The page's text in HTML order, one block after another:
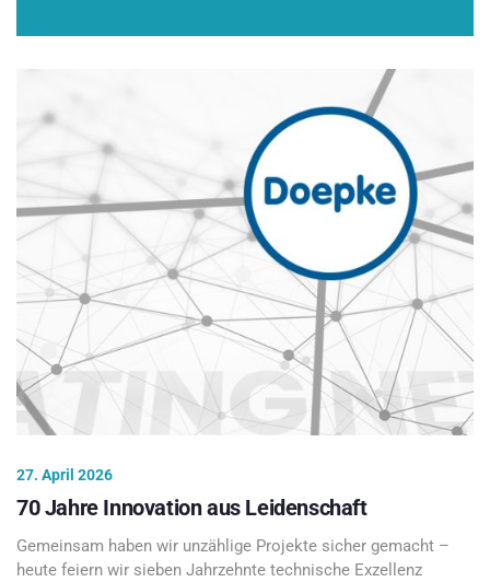
27. April 2026
70 Jahre Innovation aus Leidenschaft
Gemeinsam haben wir unzählige Projekte sicher gemacht –
heute feiern wir sieben Jahrzehnte technische Exzellenz